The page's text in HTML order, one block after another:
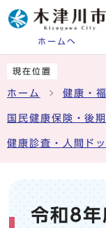
ホームへ
現在位置
ホーム 健康・
国民健康保険・後
健康診査・人間ドッ
令和8年